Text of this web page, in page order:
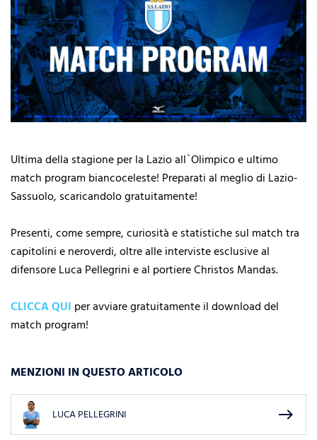
Ultima della stagione per la Lazio all`Olimpico e ultimo
match program biancoceleste! Preparati al meglio di Lazio-
Sassuolo, scaricandolo gratuitamente!
Presenti, come sempre, curiosità e statistiche sul match tra
capitolini e neroverdi, oltre alle interviste esclusive al
difensore Luca Pellegrini e al portiere Christos Mandas.
CLICCA QUI per avviare gratuitamente il download del
match program!
MENZIONI IN QUESTO ARTICOLO
LUCA PELLEGRINI east